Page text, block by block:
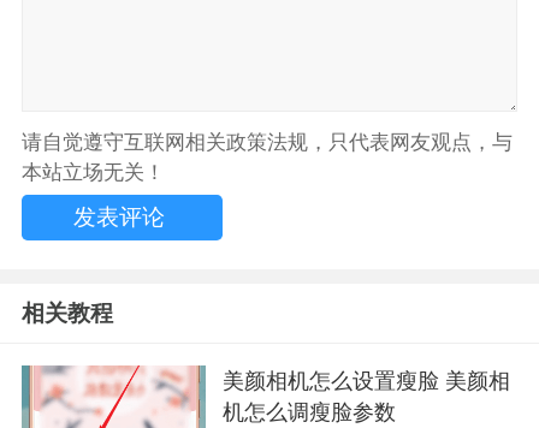
请自觉遵守互联网相关政策法规，只代表网友观点，与
本站立场无关！
相关教程
美颜相机怎么设置瘦脸 美颜相
机怎么调瘦脸参数